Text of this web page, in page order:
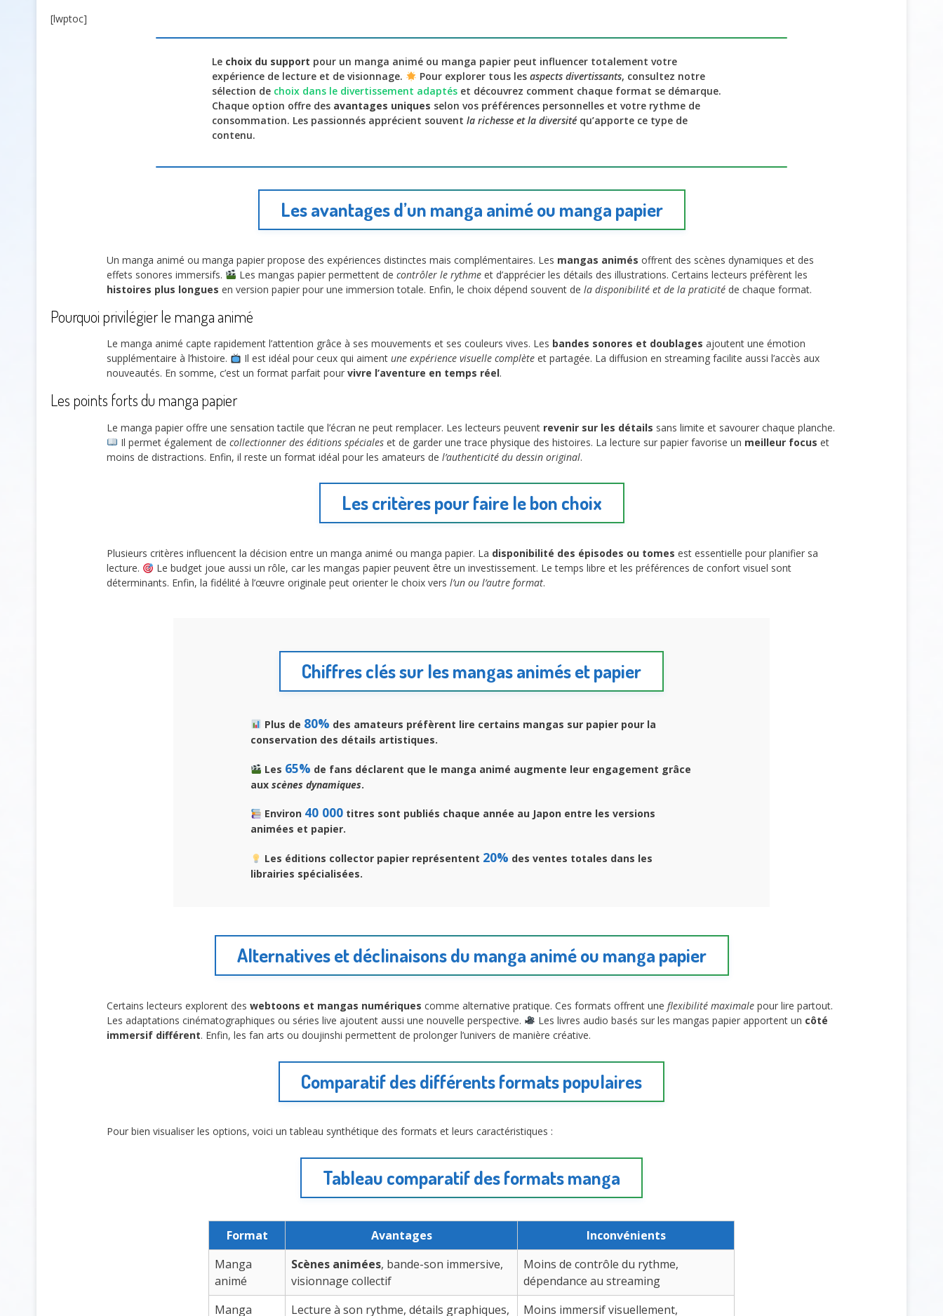
[lwptoc]
Le choix du support pour un manga animé ou manga papier peut influencer totalement votre
expérience de lecture et de visionnage.
Pour explorer tous les aspects divertissants, consultez notre
sélection de choix dans le divertissement adaptés et découvrez comment chaque format se démarque.
Chaque option offre des avantages uniques selon vos préférences personnelles et votre rythme de
consommation. Les passionnés apprécient souvent la richesse et la diversité qu’apporte ce type de
contenu.
Les avantages d’un manga animé ou manga papier
Un manga animé ou manga papier propose des expériences distinctes mais complémentaires. Les mangas animés offrent des scènes dynamiques et des
effets sonores immersifs.
Les mangas papier permettent de contrôler le rythmeet d’apprécier les détails des illustrations. Certains lecteurs préfèrent les
histoires plus longues en version papier pour une immersion totale. Enfin, le choix dépend souvent de la disponibilité et de la praticité de chaque format.
Pourquoi privilégier le manga animé
Le manga animé capte rapidement l’attention grâce à ses mouvements et ses couleurs vives. Les bandes sonores et doublages ajoutent une émotion
supplémentaire à l’histoire.
Il est idéal pour ceux qui aiment une expérience visuelle complèteet partagée. La diffusion en streaming facilite aussi l’accès aux
nouveautés. En somme, c’est un format parfait pour vivre l’aventure en temps réel.
Les points forts du manga papier
Le manga papier offre une sensation tactile que l’écran ne peut remplacer. Les lecteurs peuvent revenir sur les détails sans limite et savourer chaque planche.
Il permet également de collectionner des éditions spécialeset de garder une trace physique des histoires. La lecture sur papier favorise un meilleur focus et
moins de distractions. Enfin, il reste un format idéal pour les amateurs de l’authenticité du dessin original.
Les critères pour faire le bon choix
Plusieurs critères influencent la décision entre un manga animé ou manga papier. La disponibilité des épisodes ou tomes est essentielle pour planifier sa
lecture.
Le budget joue aussi un rôle, car les mangas papier peuvent être un investissement. Le temps libre et les préférences de confort visuel sont
déterminants. Enfin, la fidélité à l’œuvre originale peut orienter le choix vers l’un ou l’autre format.
Chiffres clés sur les mangas animés et papier
Plus de 80% des amateurs préfèrent lire certains mangas sur papier pour la
conservation des détails artistiques.
Les 65% de fans déclarent que le manga animé augmente leur engagement grâce
aux scènes dynamiques.
Environ 40 000titres sont publiés chaque année au Japon entre les versions
animées et papier.
Les éditions collector papier représentent 20% des ventes totales dans les
librairies spécialisées.
Alternatives et déclinaisons du manga animé ou manga papier
Certains lecteurs explorent des webtoons et mangas numériques comme alternative pratique. Ces formats offrent une flexibilité maximale pour lire partout.
Les adaptations cinématographiques ou séries live ajoutent aussi une nouvelle perspective.
Les livres audio basés sur les mangas papier apportent un côté
immersif différent. Enfin, les fan arts ou doujinshi permettent de prolonger l’univers de manière créative.
Comparatif des différents formats populaires
Pour bien visualiser les options, voici un tableau synthétique des formats et leurs caractéristiques :
Tableau comparatif des formats manga
Format Avantages
Inconvénients
Manga
animé
Scènes animées, bande-son immersive,
visionnage collectif
Moins de contrôle du rythme,
dépendance au streaming
Manga
Lecture à son rythme, détails graphiques,
Moins immersif visuellement,